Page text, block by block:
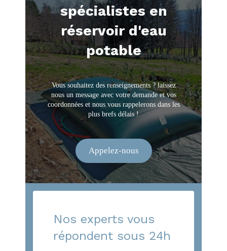
spécialistes en
réservoir d'eau
potable
Vous souhaitez des renseignements ? laissez
nous un message avec votre demande et vos
coordonnées et nous vous rappelerons dans les
plus brefs délais !
Appelez-nous
Nos experts vous
répondent sous 24h